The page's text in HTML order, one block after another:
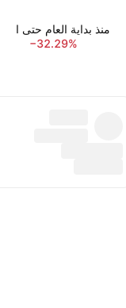
منذ بداية العام حتى
−32.29%